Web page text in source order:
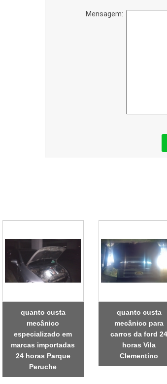
Mensagem:
quanto custa
mecânico
especializado em
marcas importadas
24 horas Parque
Peruche
quanto custa
mecânico para
carros da ford 24
horas Vila
Clementino